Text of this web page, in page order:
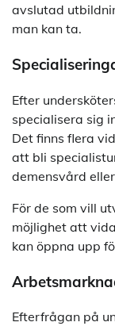
avslutad
man kan ta.
Efter
specialisera sig
Det finns flera
att bli
demensvård
För de som vill
möjlighet att
kan öppna upp
Efterfrågan på